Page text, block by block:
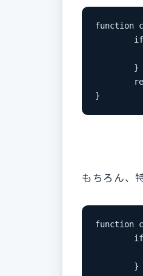
function
}
もちろん、
function